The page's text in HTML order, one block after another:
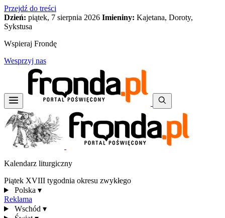
Przejdź do treści
Dzień: piątek, 7 sierpnia 2026 Imieniny: Kajetana, Doroty,
Sykstusa
Wspieraj Frondę
Wesprzyj nas
Kalendarz liturgiczny
Piątek XVIII tygodnia okresu zwykłego
Polska ▾
Reklama
Wschód ▾